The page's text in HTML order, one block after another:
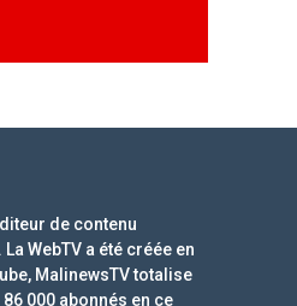
de contenu
WebTV a été créée en
MalinewsTV totalise
000 abonnés en ce